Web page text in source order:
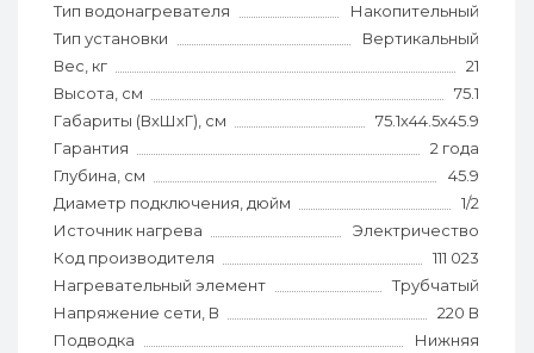
Тип водонагревателя
Накопительный
Тип установки
Вертикальный
Вес, кг
21
Высота, см
75.1
Габариты (ВхШхГ), см
75.1х44.5х45.9
Гарантия
2 года
Глубина, см
45.9
Диаметр подключения, дюйм
1/2
Источник нагрева
Электричество
Код производителя
111 023
Нагревательный элемент
Трубчатый
Напряжение сети, В
220 В
Подводка
Нижняя